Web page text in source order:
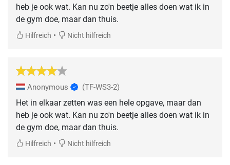
heb je ook wat. Kan nu zo'n beetje alles doen wat ik in
de gym doe, maar dan thuis.
Hilfreich • Nicht hilfreich
Anonymous (TF-WS3-2)
Het in elkaar zetten was een hele opgave, maar dan
heb je ook wat. Kan nu zo'n beetje alles doen wat ik in
de gym doe, maar dan thuis.
Hilfreich • Nicht hilfreich